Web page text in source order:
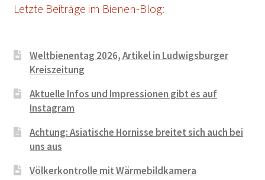
Letzte Beiträge im Bienen-Blog:
Weltbienentag 2026, Artikel in Ludwigsburger
Kreiszeitung
Aktuelle Infos und Impressionen gibt es auf
Instagram
Achtung: Asiatische Hornisse breitet sich auch bei
uns aus
Völkerkontrolle mit Wärmebildkamera